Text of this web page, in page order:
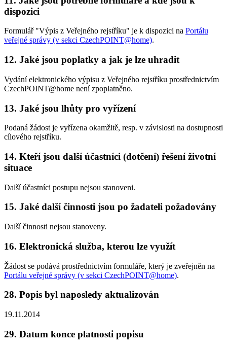
dispozici
Formulář "Výpis z Veřejného rejstříku" je k dispozici na Portálu
veřejné správy (v sekci CzechPOINT@home).
12. Jaké jsou poplatky a jak je lze uhradit
Vydání elektronického výpisu z Veřejného rejstříku prostřednictvím
CzechPOINT@home není zpoplatněno.
13. Jaké jsou lhůty pro vyřízení
Podaná žádost je vyřízena okamžitě, resp. v závislosti na dostupnosti
cílového rejstříku.
14. Kteří jsou další účastníci (dotčení) řešení životní
situace
Další účastníci postupu nejsou stanoveni.
15. Jaké další činnosti jsou po žadateli požadovány
Další činnosti nejsou stanoveny.
16. Elektronická služba, kterou lze využít
Žádost se podává prostřednictvím formuláře, který je zveřejněn na
Portálu veřejné správy (v sekci CzechPOINT@home).
28. Popis byl naposledy aktualizován
19.11.2014
29. Datum konce platnosti popisu